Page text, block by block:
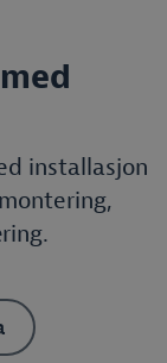
installasjon